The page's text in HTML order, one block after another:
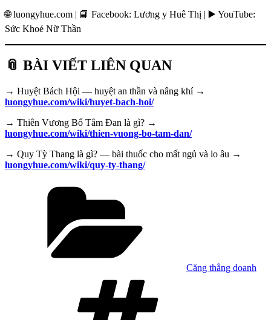
🌐 luongyhue.com | 📘 Facebook: Lương y Huê Thị | ▶️ YouTube:
Sức Khoẻ Nữ Thần
📎 BÀI VIẾT LIÊN QUAN
→ Huyệt Bách Hội — huyệt an thần và nâng khí →
luongyhue.com/wiki/huyet-bach-hoi/
→ Thiên Vương Bổ Tâm Đan là gì? →
luongyhue.com/wiki/thien-vuong-bo-tam-dan/
→ Quy Tỳ Thang là gì? — bài thuốc cho mất ngủ và lo âu →
luongyhue.com/wiki/quy-ty-thang/
Căng thẳng doanh